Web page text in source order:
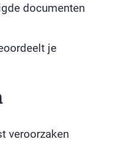
documenten
je
veroorzaken